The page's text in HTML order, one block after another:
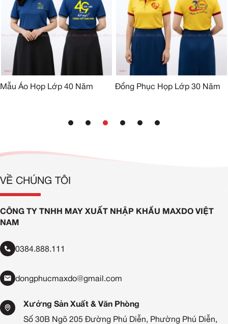
Mẫu Áo Họp Lớp 40 Năm Đồng Phục Họp Lớp 30 Năm
VỀ CHÚNG TÔI
CÔNG TY TNHH MAY XUẤT NHẬP KHẨU MAXDO VIỆT
NAM
0384.888.111
dongphucmaxdo@gmail.com
Xưởng Sản Xuất & Văn Phòng
Số 30B Ngõ 205 Đường Phú Diễn, Phường Phú Diễn,